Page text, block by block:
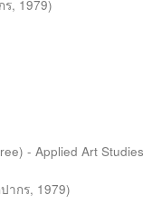
ร, 1979)
- Applied Art
ากร, 1979)